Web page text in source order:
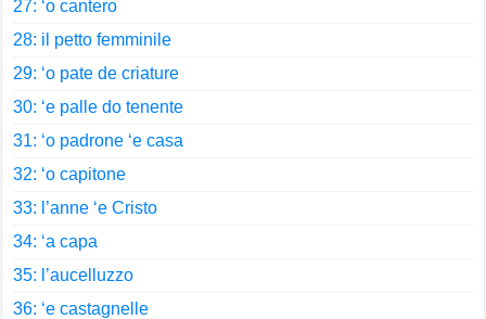
27: ‘o cantero
28: il petto femminile
29: ‘o pate de criature
30: ‘e palle do tenente
31: ‘o padrone ‘e casa
32: ‘o capitone
33: l’anne ‘e Cristo
34: ‘a capa
35: l’aucelluzzo
36: ‘e castagnelle